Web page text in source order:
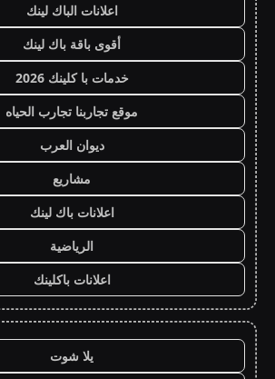
اعلانات الباك لينك
أقوى باقة باك لينك
خدمات با كلينك 2026
موقع تجاربنا تجارب الحياه
ديوان العرب
مشاريع
اعلانات باك لينك
الرياضية
اعلانات باكلينك
يلا شوت